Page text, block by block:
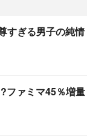
すぎる男子の純情
ファミマ45％増量